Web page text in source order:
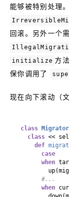
能够被特别处理
回滚。另外一个
initialize 方
保你调用了
现在向下滚动（
class Migrator
class <<
def
case
when
#...
when